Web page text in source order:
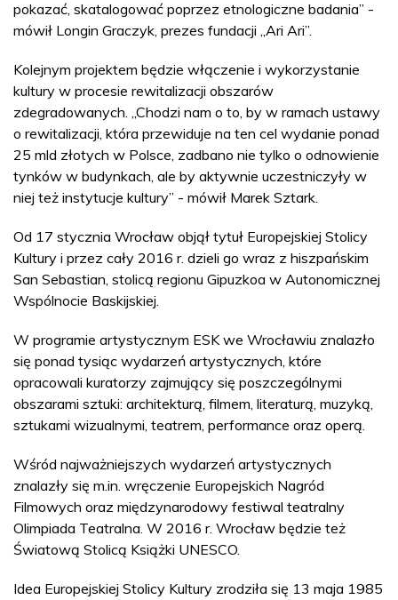
pokazać, skatalogować poprzez etnologiczne badania” -
mówił Longin Graczyk, prezes fundacji „Ari Ari”.
Kolejnym projektem będzie włączenie i wykorzystanie
kultury w procesie rewitalizacji obszarów
zdegradowanych. „Chodzi nam o to, by w ramach ustawy
o rewitalizacji, która przewiduje na ten cel wydanie ponad
25 mld złotych w Polsce, zadbano nie tylko o odnowienie
tynków w budynkach, ale by aktywnie uczestniczyły w
niej też instytucje kultury” - mówił Marek Sztark.
Od 17 stycznia Wrocław objął tytuł Europejskiej Stolicy
Kultury i przez cały 2016 r. dzieli go wraz z hiszpańskim
San Sebastian, stolicą regionu Gipuzkoa w Autonomicznej
Wspólnocie Baskijskiej.
W programie artystycznym ESK we Wrocławiu znalazło
się ponad tysiąc wydarzeń artystycznych, które
opracowali kuratorzy zajmujący się poszczególnymi
obszarami sztuki: architekturą, filmem, literaturą, muzyką,
sztukami wizualnymi, teatrem, performance oraz operą.
Wśród najważniejszych wydarzeń artystycznych
znalazły się m.in. wręczenie Europejskich Nagród
Filmowych oraz międzynarodowy festiwal teatralny
Olimpiada Teatralna. W 2016 r. Wrocław będzie też
Światową Stolicą Książki UNESCO.
Idea Europejskiej Stolicy Kultury zrodziła się 13 maja 1985